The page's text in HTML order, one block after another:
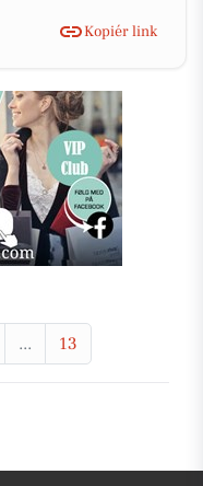
Kopiér link
... 13